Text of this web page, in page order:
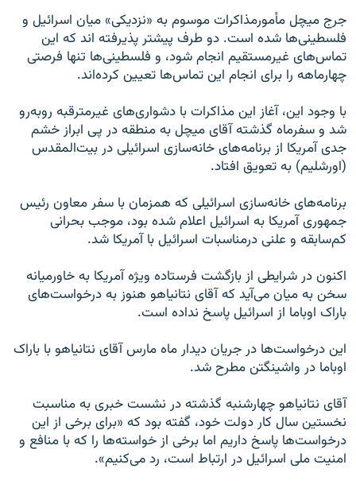
جرج میچل مأمورمذاکرات موسوم به «نزدیکی» میان اسرائیل و
فلسطینی‌ها شده است. دو طرف پیشتر پذیرفته اند که این
تماس‌های غیرمستقیم انجام شود، و فلسطینی‌ها تنها فرصتی
چهارماهه را برای انجام این تماس‌ها تعیین کرده‌اند.
با وجود این، آغاز این مذاکرات با دشواری‌های غیرمترقبه روبه‌رو
شد و سفرماه گذشته آقای میچل به منطقه در پی ابراز خشم
جدی آمریکا از برنامه‌های خانه‌سازی اسرائیلی در بیت‌المقدس
(اورشلیم) به تعویق افتاد.
برنامه‌های خانه‌سازی اسرائیلی که همزمان با سفر معاون رئیس
جمهوری آمریکا به اسرائیل اعلام شده بود، موجب بحرانی
کم‌سابقه و علنی درمناسبات اسرائیل با آمریکا شد.
اکنون در شرایطی از بازگشت فرستاده ویژه آمریکا به خاورمیانه
سخن به میان می‌آید که آقای نتانیاهو هنوز به درخواست‌های
باراک اوباما از اسرائیل پاسخ نداده است.
این درخواست‌ها در جریان دیدار ماه مارس آقای نتانیاهو با باراک
اوباما در واشینگتن مطرح شد.
آقای نتانیاهو چهارشنبه گذشته در نشست خبری به مناسبت
نخستین سال کار دولت خود، گفته بود که «برای برخی از این
درخواست‌ها پاسخ داریم اما برخی از خواسته‌ها را که با منافع و
امنیت ملی اسرائیل در ارتباط است، رد می‌کنیم».